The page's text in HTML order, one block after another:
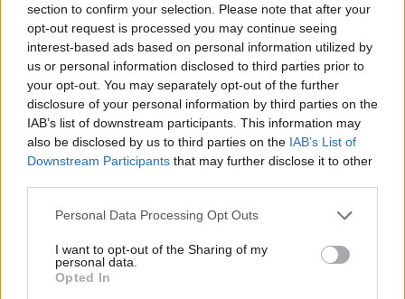
section to confirm your selection. Please note that after your
opt-out request is processed you may continue seeing
interest-based ads based on personal information utilized by
us or personal information disclosed to third parties prior to
your opt-out. You may separately opt-out of the further
disclosure of your personal information by third parties on the
IAB’s list of downstream participants. This information may
also be disclosed by us to third parties on the IAB’s List of
Downstream Participants that may further disclose it to other
Please note that this website/app uses one or more Google
not limited to your visit or usage behaviour. You may click to
grant or deny consent to Google and its third-party tags to
use your data for below specified purposes in below Google
Personal Data Processing Opt Outs
I want to opt-out of the Sharing of my
personal data.
Opted In
animano il dibattito. Non mi pare che questo possa
essere un elemento che ci fa decidere o no di usare
una persona in un programma o in una conduzione
Precedente
Olimpionica
azzurra stuprata a
rischiano grosso
Successiva
Omicidio
Primavalle, il killer
e quel ricatto hard:
“Ti schioppo il
POTREBBE INTERESSARTI